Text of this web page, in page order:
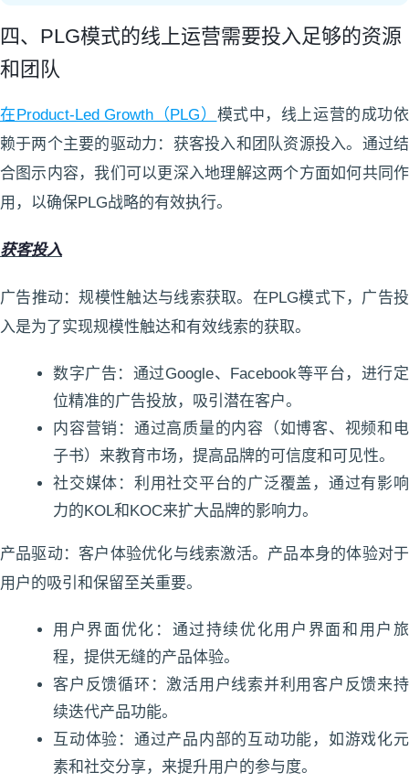
四、PLG模式的线上运营需要投入足够的资源
和团队
在Product-Led Growth（PLG） 模式中，线上运营的成功依
赖于两个主要的驱动力：获客投入和团队资源投入。通过结
合图示内容，我们可以更深入地理解这两个方面如何共同作
用，以确保PLG战略的有效执行。
获客投入
广告推动：规模性触达与线索获取。在PLG模式下，广告投
入是为了实现规模性触达和有效线索的获取。
数字广告：通过Google、Facebook等平台，进行定
位精准的广告投放，吸引潜在客户。
内容营销：通过高质量的内容（如博客、视频和电
子书）来教育市场，提高品牌的可信度和可见性。
社交媒体：利用社交平台的广泛覆盖，通过有影响
力的KOL和KOC来扩大品牌的影响力。
产品驱动：客户体验优化与线索激活。产品本身的体验对于
用户的吸引和保留至关重要。
用户界面优化：通过持续优化用户界面和用户旅
程，提供无缝的产品体验。
客户反馈循环：激活用户线索并利用客户反馈来持
续迭代产品功能。
互动体验：通过产品内部的互动功能，如游戏化元
素和社交分享，来提升用户的参与度。